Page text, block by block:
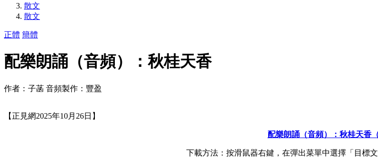
散文
散文
正體 簡體
配樂朗誦（音頻）：秋桂天香
作者：子菡 音頻製作：豐盈
【正見網2025年10月26日】
配樂朗誦（音頻）：秋桂天香（
下載方法：按滑鼠器右鍵，在彈出菜單中選擇「目標